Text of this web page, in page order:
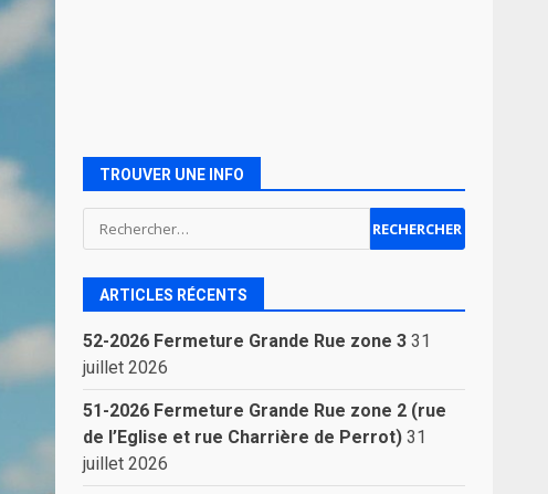
TROUVER UNE INFO
Rechercher :
ARTICLES RÉCENTS
52-2026 Fermeture Grande Rue zone 3 31
juillet 2026
51-2026 Fermeture Grande Rue zone 2 (rue
de l’Eglise et rue Charrière de Perrot) 31
juillet 2026